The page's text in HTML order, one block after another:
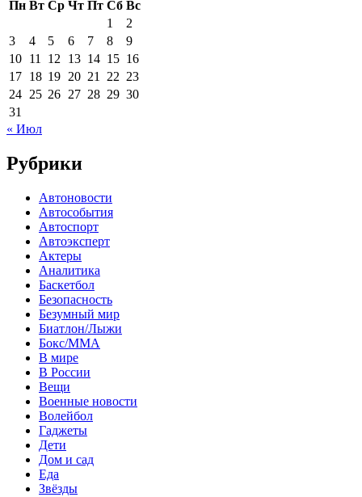
Пн Вт Ср Чт Пт Сб Вс
1
2
3
4 5 6 7 8
9
10 11 12 13 14 15 16
17 18 19 20 21 22 23
24 25 26 27 28 29 30
31
« Июл
Рубрики
Автоновости
Автособытия
Автоспорт
Автоэксперт
Актеры
Аналитика
Баскетбол
Безопасность
Безумный мир
Биатлон/Лыжи
Бокс/MMA
В мире
В России
Вещи
Военные новости
Волейбол
Гаджеты
Дети
Дом и сад
Еда
Звёзды